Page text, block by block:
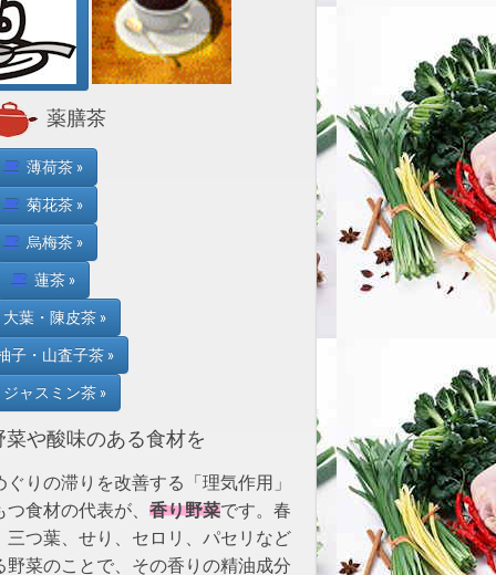
薬膳茶
薄荷茶 »
菊花茶 »
烏梅茶 »
蓮茶 »
葉・陳皮茶 »
子・山査子茶 »
ャスミン茶 »
や酸味のある食材を
つ食材の代表が、 香り野菜です。春
三つ葉、せり、セロリ、パセリなど
菜のことで、その香りの精油成分